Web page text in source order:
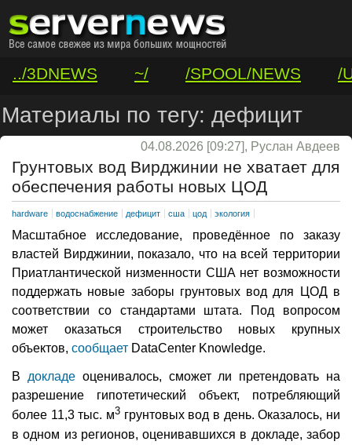
../3DNEWS ~/ /SPOOL/NEWS
/
/VAR/CONTACT
Материалы по тегу: дефицит
04.08.2026 [09:27], Руслан Авдеев
Грунтовых вод Вирджинии не хватает для
обеспечения работы новых ЦОД
hardware водоснабжение дефицит сша цод экология
Масштабное исследование, проведённое по заказу
властей Вирджинии, показало, что на всей территории
Приатлантической низменности США нет возможности
поддержать новые заборы грунтовых вод для ЦОД в
соответствии со стандартами штата. Под вопросом
может оказаться строительство новых крупных
объектов, сообщает DataCenter Knowledge.
В докладеоценивалось, сможет ли претендовать на
разрешение гипотетический объект, потребляющий
более 11,3 тыс. м3 грунтовых вод в день. Оказалось, ни
в одном из регионов, оценивавшихся в докладе, забор